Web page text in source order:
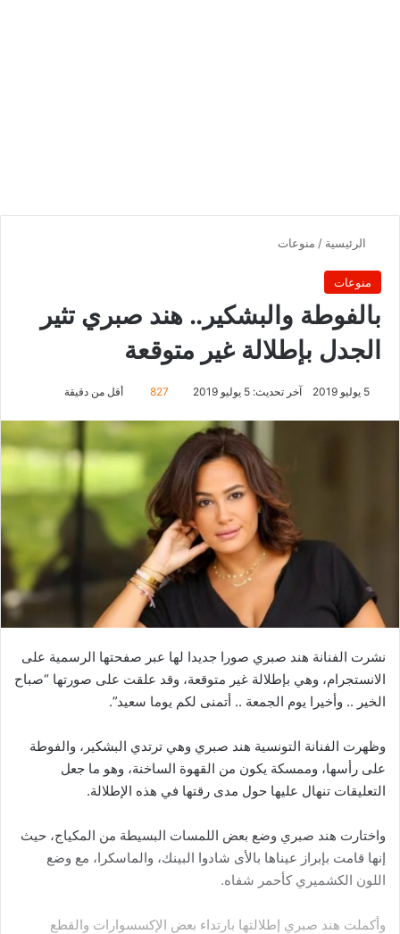
الرئيسية / منوعات
منوعات
بالفوطة والبشكير.. هند صبري تثير
الجدل بإطلالة غير متوقعة
5 يوليو 2019 آخر تحديث: 5 يوليو 2019 827 أقل من دقيقة
نشرت الفنانة هند صبري صورا جديدا لها عبر صفحتها الرسمية على
الانستجرام، وهي بإطلالة غير متوقعة، وقد علقت على صورتها “صباح
الخير .. وأخيرا يوم الجمعة .. أتمنى لكم يوما سعيد”.
وظهرت الفنانة التونسية هند صبري وهي ترتدي البشكير، والفوطة
على رأسها، وممسكة يكون من القهوة الساخنة، وهو ما جعل
التعليقات تنهال عليها حول مدى رقتها في هذه الإطلالة.
واختارت هند صبري وضع بعض اللمسات البسيطة من المكياج، حيث
إنها قامت بإبراز عيناها بالأى شادوا البينك، والماسكرا، مع وضع
اللون الكشميري كأحمر شفاه.
وأكملت هند صبري إطلالتها بارتداء بعض الإكسسوارات والقطع